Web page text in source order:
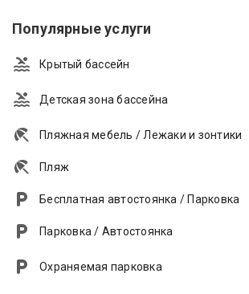
Популярные услуги
Крытый бассейн
Детская зона бассейна
Пляжная мебель / Лежаки и зонтики
Пляж
Бесплатная автостоянка / Парковка
Парковка / Автостоянка
Охраняемая парковка